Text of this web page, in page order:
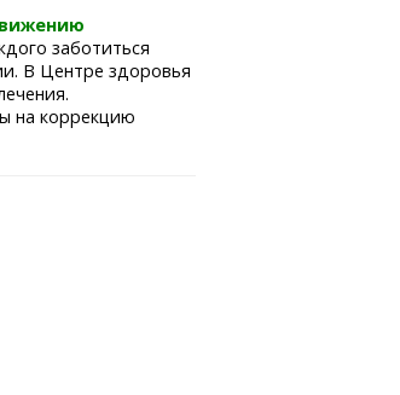
заботиться
В Центре здоровья
на коррекцию